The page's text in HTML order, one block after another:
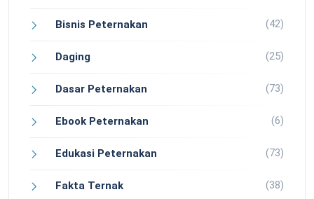
Bisnis Peternakan (42)
Daging (25)
Dasar Peternakan (73)
Ebook Peternakan (6)
Edukasi Peternakan (73)
Fakta Ternak (38)